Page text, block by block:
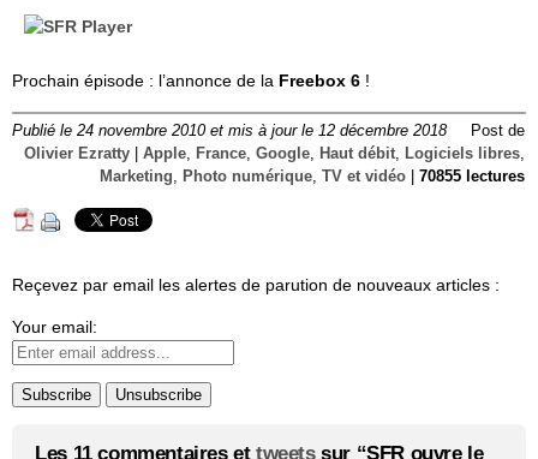
Prochain épisode : l’annonce de la Freebox 6 !
Publié le 24 novembre 2010 et mis à jour le 12 décembre 2018
Post de
Olivier Ezratty
Apple, France, Google, Haut débit, Logiciels libres,
Marketing, Photo numérique, TV et vidéo 70855 lectures
Reçevez par email les alertes de parution de nouveaux articles :
Your email:
Les 11 commentaires et tweetssur “SFR ouvre le